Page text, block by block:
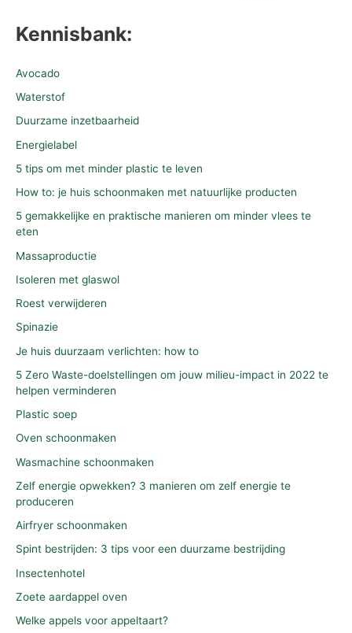
Kennisbank:
Avocado
Waterstof
Duurzame inzetbaarheid
Energielabel
5 tips om met minder plastic te leven
How to: je huis schoonmaken met natuurlijke producten
5 gemakkelijke en praktische manieren om minder vlees te
eten
Massaproductie
Isoleren met glaswol
Roest verwijderen
Spinazie
Je huis duurzaam verlichten: how to
5 Zero Waste-doelstellingen om jouw milieu-impact in 2022 te
helpen verminderen
Plastic soep
Oven schoonmaken
Wasmachine schoonmaken
Zelf energie opwekken? 3 manieren om zelf energie te
produceren
Airfryer schoonmaken
Spint bestrijden: 3 tips voor een duurzame bestrijding
Insectenhotel
Zoete aardappel oven
Welke appels voor appeltaart?